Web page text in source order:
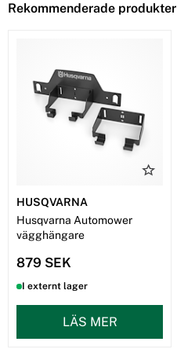
Rekommenderade produkter
HUSQVARNA
Husqvarna Automower
vägghängare
879 SEK
I externt lager
LÄS MER